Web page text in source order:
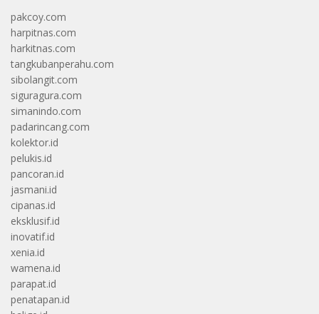
pakcoy.com
harpitnas.com
harkitnas.com
tangkubanperahu.com
sibolangit.com
siguragura.com
simanindo.com
padarincang.com
kolektor.id
pelukis.id
pancoran.id
jasmani.id
cipanas.id
eksklusif.id
inovatif.id
xenia.id
wamena.id
parapat.id
penatapan.id